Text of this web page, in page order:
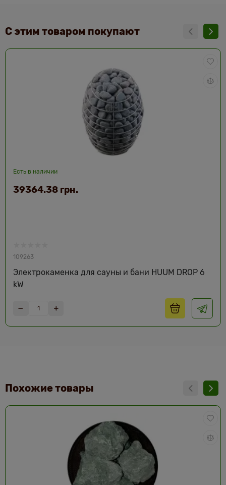
С этим товаром покупают
Есть в наличии
109263
Электрокаменка для сауны и бани HUUM DROP 6
kW
39364.38 грн.
Похожие товары